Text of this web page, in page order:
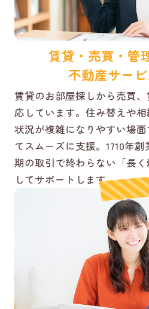
賃貸・売買・管
不動産サー
賃貸のお部屋探しから売買
応しています。住み替えや相
状況が複雑になりやすい場
てスムーズに支援。1710年
期の取引で終わらない「長
してサポートします。